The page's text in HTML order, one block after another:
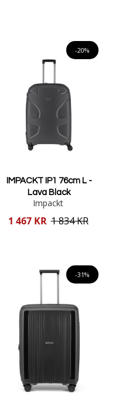
-20%
IMPACKT IP1 76cm L -
Lava Black
Impackt
Reducerat
1 467 KR 1 834 KR
-31%